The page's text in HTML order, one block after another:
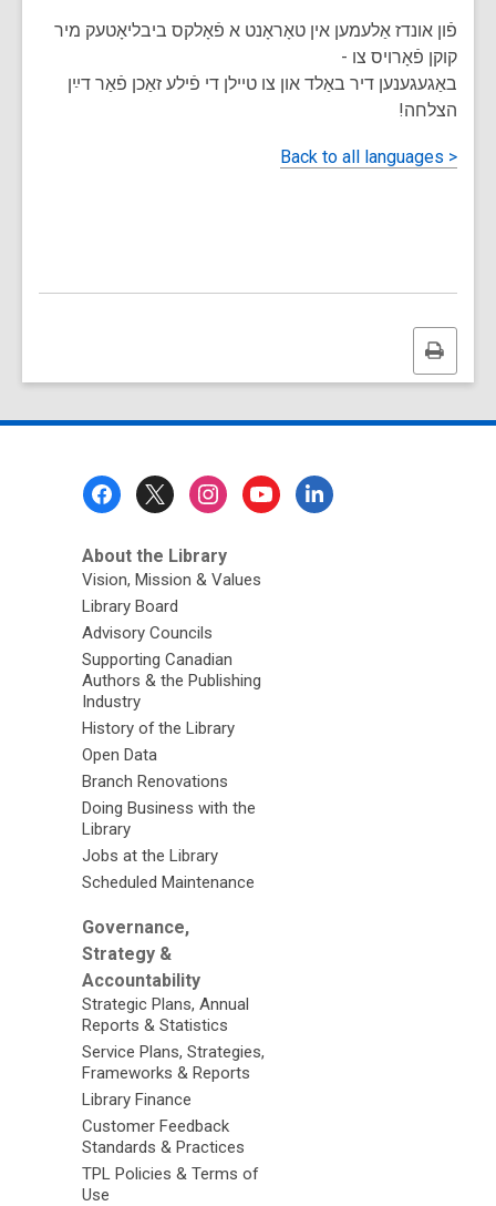
פֿון אונדז אַלעמען אין טאָראָנט א פֿאָלקס ביבליאָטעק מיר
קוקן פֿאָרויס צו -
באַגעגענען דיר באַלד און צו טיילן די פֿילע זאַכן פֿאַר דײַן
הצלחה!
< Back to all languages
Print
this
About the Library
Vision, Mission & Values
Library Board
Advisory Councils
Supporting Canadian
Authors & the Publishing
Industry
History of the Library
Open Data
Branch Renovations
Doing Business with the
Library
Jobs at the Library
Scheduled Maintenance
Governance,
Strategy &
Accountability
Strategic Plans, Annual
Reports & Statistics
Service Plans, Strategies,
Frameworks & Reports
Library Finance
Customer Feedback
Standards & Practices
TPL Policies & Terms of
Use